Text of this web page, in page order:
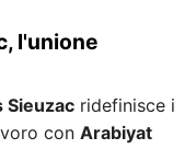
l'unione
Sieuzac ridefinisce i
con Arabiyat